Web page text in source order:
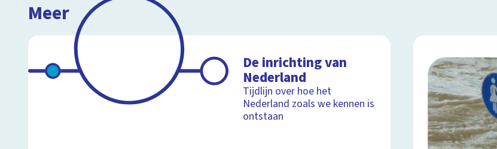
Meer
De inrichting van
Nederland
Tijdlijn over hoe het
Nederland zoals we kennen is
ontstaan